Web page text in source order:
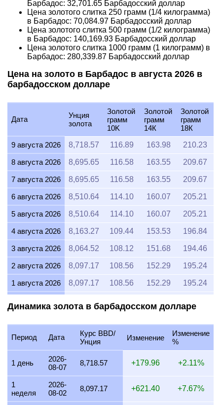
Барбадос: 32,701.65 Барбадосский доллар
Цена золотого слитка 250 грамм (1/4 килограмма)
в Барбадос: 70,084.97 Барбадосский доллар
Цена золотого слитка 500 грамм (1/2 килограмма)
в Барбадос: 140,169.93 Барбадосский доллар
Цена золотого слитка 1000 грамм (1 килограмм) в
Барбадос: 280,339.87 Барбадосский доллар
Цена на золото в Барбадос в августа 2026 в
барбадосском долларе
Дата
Унция
золота
Золотой
грамм
10K
Золотой
грамм
14К
Золотой
грамм
18К
9 августа 2026
8,718.57 116.89 163.98 210.23
8 августа 2026 8,695.65 116.58 163.55 209.67
7 августа 2026 8,695.65 116.58 163.55 209.67
6 августа 2026 8,510.64 114.10 160.07 205.21
5 августа 2026 8,510.64 114.10 160.07 205.21
4 августа 2026 8,163.27 109.44 153.53 196.84
3 августа 2026 8,064.52 108.12 151.68 194.46
2 августа 2026 8,097.17 108.56 152.29 195.24
1 августа 2026 8,097.17 108.56 152.29 195.24
29 июля 2026 8,097.17 108.56 152.29 195.24
28 июля 2026 8,064.52 108.12 151.68 194.46
27 июля 2026 8,163.27
26 июля 2026 8,097.17 108.56 152.29 195.24
Динамика золота в барбадосском долларе
Период Дата
Курс BBD/
Унция
Изменение
Изменение
%
1 день
2026-
08-07
8,718.57 +179.96 +2.11%
1
неделя
2026-
08-02
8,097.17 +621.40 +7.67%